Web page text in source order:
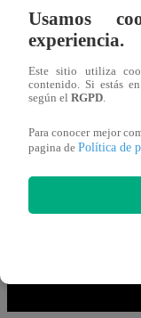
El presentador
minutos. Lo sacas
Este miércoles 27
la cocina para
Usamos
experiencia.
Este sitio utiliza
contenido. Si estás
según el RGPD.
Para conocer mejor
pagina de Política de